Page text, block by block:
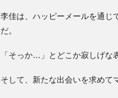
李佳は、ハッピーメールを通じ
だ。
「そっか…」とどこか寂しげな
そして、新たな出会いを求めて